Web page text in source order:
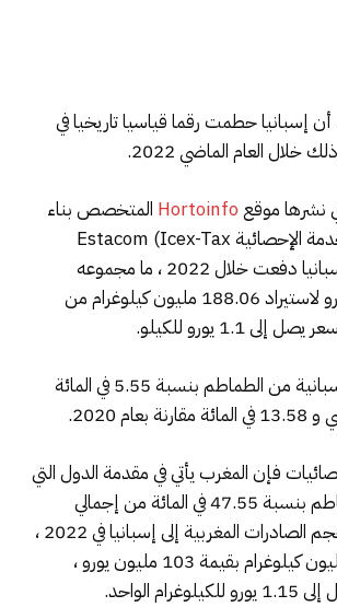
إسبانيا حطمت رقما قياسيا تاريخيا في
العام الماضي 2022.
نشرها موقعHortoinfo المتخصص بناء
على بيانات من الخدمة الإحصائية Estacom (Icex-Tax
Agency) ، فإن إسبانيا دفعت خلال 2022 ، ما مجموعه
206.03 مليون يورو لاستيراد 188.06 مليون كيلوغرام من
1.1 يورو للكيلو.
وزادت الواردات الإسبانية من الطماطم بنسبة 5.55 في المائة
2020.
فإن المغرب يأتي في مقدمة الدول التي
تزود إسبانيا بالطماطم بنسبة 47.55 في المائة من إجمالي
الواردات، ووصل حجم الصادرات المغربية إلى إسبانيا في 2022 ،
ما يقارب 89.42 مليون كيلوغرام بقيمة 103 مليون يورو ،
الواحد.